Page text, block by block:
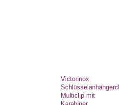
Victorinox
Multiclip mit